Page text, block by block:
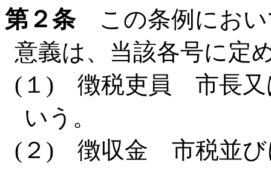
第２条この条例におい
意義は、当該各号に定
(１) 徴税吏員 市長又
いう。
(２) 徴収金 市税並び